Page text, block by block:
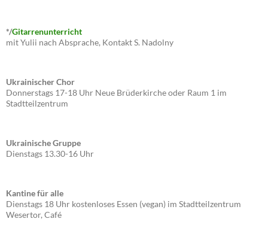
*/Gitarrenunterricht
mit Yulii nach Absprache, Kontakt S. Nadolny
Ukrainischer Chor
Donnerstags 17-18 Uhr Neue Brüderkirche oder Raum 1 im
Stadtteilzentrum
Ukrainische Gruppe
Dienstags 13.30-16 Uhr
Kantine für alle
Dienstags 18 Uhr kostenloses Essen (vegan) im Stadtteilzentrum
Wesertor, Café